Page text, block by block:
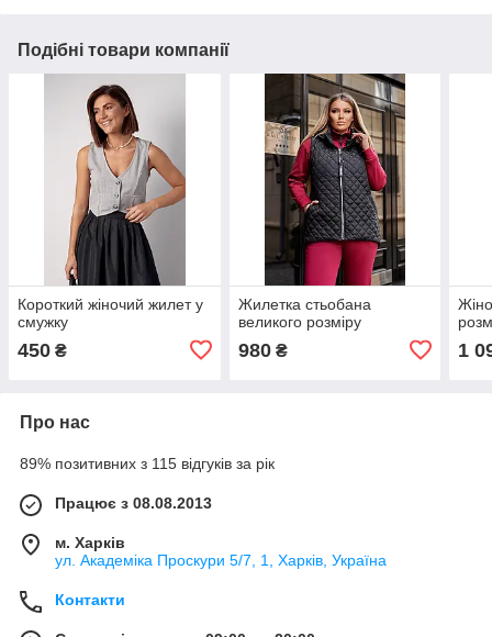
Подібні товари компанії
Короткий жіночий жилет у
смужку
450 ₴
Жилетка стьобана
великого розміру
980₴ 1
Про нас
89% позитивних з 115 відгуків за рік
Працює з 08.08.2013
м. Харків
ул. Академіка Проскури 5/7, 1, Харків, Україна
Контакти